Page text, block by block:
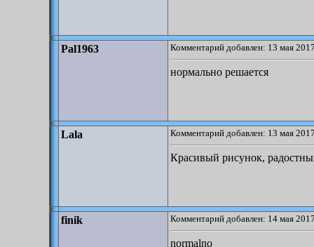
Pal1963 Комментарий добавлен: 13 мая
нормально решается
Lala Комментарий добавлен: 13 мая
Красивый рисунок,
finik Комментарий добавлен: 14 мая
normalno